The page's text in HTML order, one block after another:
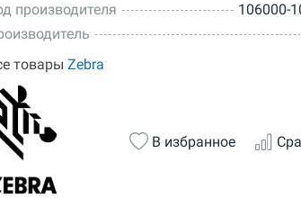
производителя
106000-
товары Zebra
В избранное